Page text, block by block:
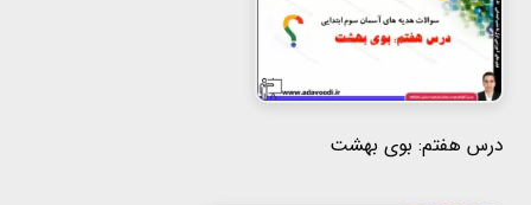
درس هفتم: بوی بهشت